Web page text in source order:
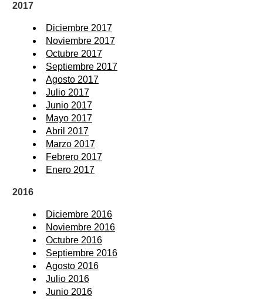
2017
Diciembre 2017
Noviembre 2017
Octubre 2017
Septiembre 2017
Agosto 2017
Julio 2017
Junio 2017
Mayo 2017
Abril 2017
Marzo 2017
Febrero 2017
Enero 2017
2016
Diciembre 2016
Noviembre 2016
Octubre 2016
Septiembre 2016
Agosto 2016
Julio 2016
Junio 2016